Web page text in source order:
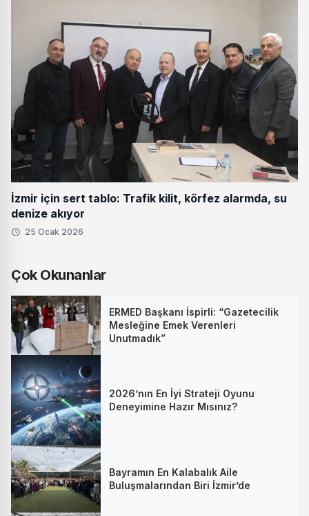
İzmir için sert tablo: Trafik kilit, körfez alarmda, su
denize akıyor
25 Ocak 2026
Çok Okunanlar
ERMED Başkanı İspirli: “Gazetecilik
Mesleğine Emek Verenleri
Unutmadık”
2026’nın En İyi Strateji Oyunu
Deneyimine Hazır Mısınız?
Bayramın En Kalabalık Aile
Buluşmalarından Biri İzmir’de